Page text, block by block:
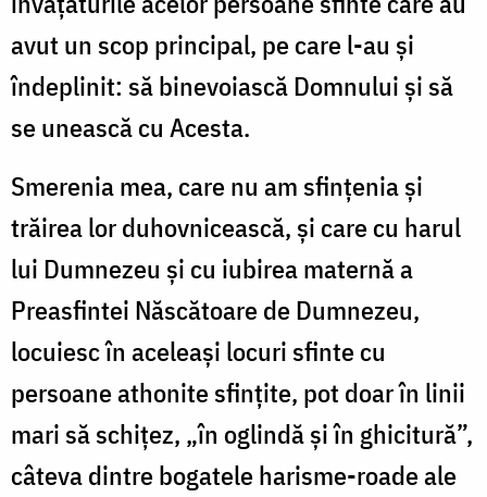
avut un scop principal, pe care l-au și
îndeplinit: să binevoiască Domnului și să
se unească cu Acesta.
Smerenia mea, care nu am sfințenia și
trăirea lor duhovnicească, și care cu harul
lui Dumnezeu și cu iubirea maternă a
Preasfintei Născătoare de Dumnezeu,
locuiesc în aceleași locuri sfinte cu
persoane athonite sfințite, pot doar în linii
mari să schițez, „în oglindă și în ghicitură”,
câteva dintre bogatele harisme-roade ale